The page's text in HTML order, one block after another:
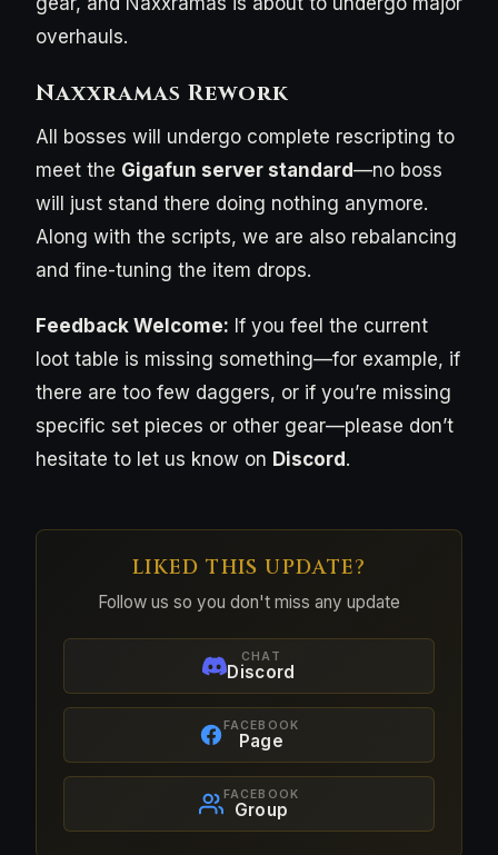
overhauls.
Naxxramas Rework
All bosses will undergo complete rescripting to
meet the Gigafun server standard—no boss
will just stand there doing nothing anymore.
Along with the scripts, we are also rebalancing
and fine-tuning the item drops.
Feedback Welcome: If you feel the current
loot table is missing something—for example, if
there are too few daggers, or if you’re missing
specific set pieces or other gear—please don’t
hesitate to let us know on Discord.
LIKED THIS UPDATE?
Follow us so you don't miss any update
CHAT
Discord
FACEBOOK
Page
FACEBOOK
Group